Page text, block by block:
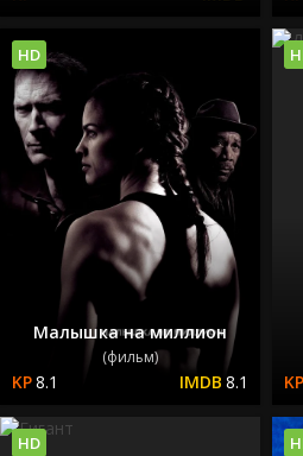
Малышка на миллион
(фильм)
8.1 8.1
HD
HD